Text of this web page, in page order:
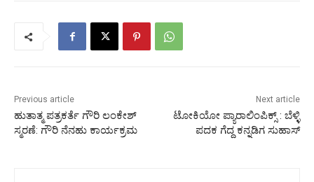
Previous article
ಹುತಾತ್ಮ ಪತ್ರಕರ್ತೆ ಗೌರಿ ಲಂಕೇಶ್
ಸ್ಮರಣೆ: ಗೌರಿ ನೆನಹು ಕಾರ್ಯಕ್ರಮ
Next article
ಟೋಕಿಯೋ ಪ್ಯಾರಾಲಿಂಪಿಕ್ಸ್ : ಬೆಳ್ಳಿ
ಪದಕ ಗೆದ್ದ ಕನ್ನಡಿಗ ಸುಹಾಸ್